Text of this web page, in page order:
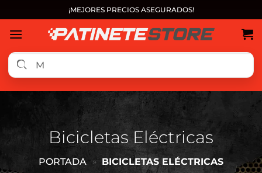
al
contenido
¡MEJORES PRECIOS ASEGURADOS!
Bicicletas Eléctricas
PORTADA » BICICLETAS ELÉCTRICAS